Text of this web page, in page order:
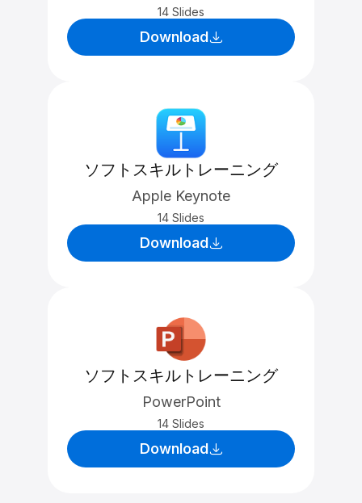
14 Slides
Download
ソフトスキルトレーニング
Apple Keynote
14 Slides
Download
ソフトスキルトレーニング
PowerPoint
14 Slides
Download